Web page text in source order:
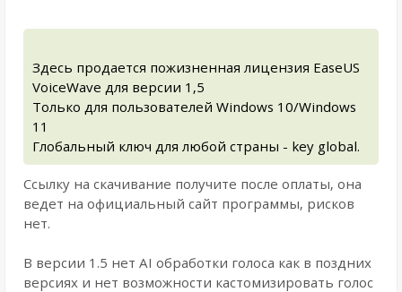
Здесь продается пожизненная лицензия EaseUS
VoiceWave для версии 1,5
Только для пользователей Windows 10/Windows
11
Глобальный ключ для любой страны - key global.
Ссылку на скачивание получите после оплаты, она
ведет на официальный сайт программы, рисков
нет.
В версии 1.5 нет AI обработки голоса как в поздних
версиях и нет возможности кастомизировать голос